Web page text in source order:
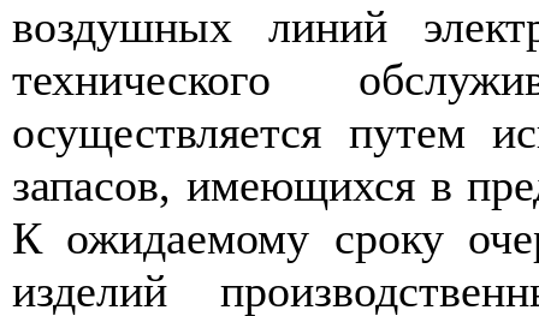
воздушных линий
технического
осуществляется путем
запасов, имеющихся в
К ожидаемому сроку
изделий